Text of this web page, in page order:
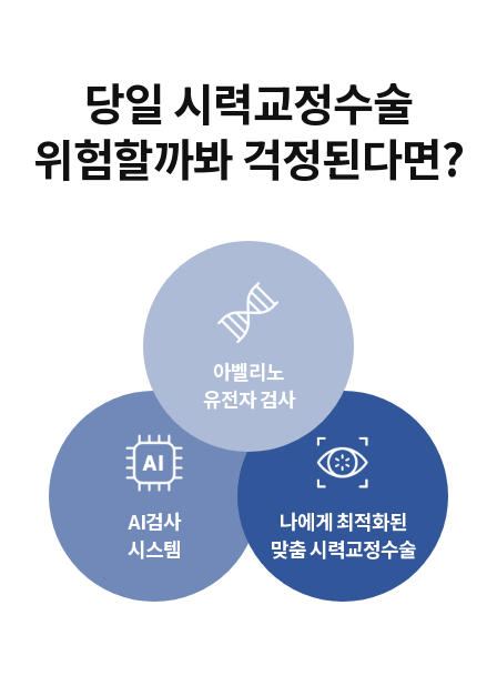
당일 시력교정수술
위험할까봐 걱정된다면?
아벨리노
유전자 검사
AI검사
시스템
나에게 최적화된
맞춤 시력교정수술